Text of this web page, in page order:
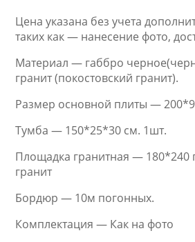
Цена указана без учета
таких как — нанесение фото,
Материал — габбро
гранит (покостовский гранит).
Размер основной плиты —
Тумба — 150*25*30 см. 1шт.
Площадка гранитная — 180*240
гранит
Бордюр — 10м погонных.
Комплектация — Как на фото